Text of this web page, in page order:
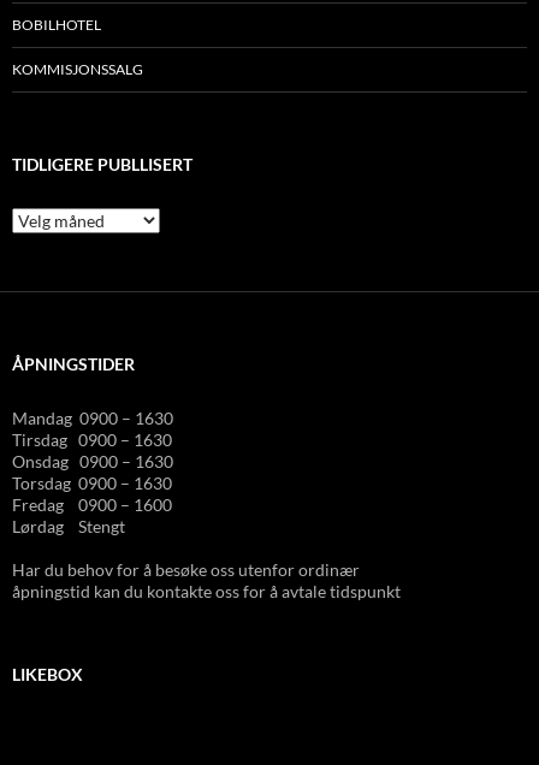
BOBILHOTEL
KOMMISJONSSALG
TIDLIGERE PUBLLISERT
Tidligere
publlisert
ÅPNINGSTIDER
Mandag 0900 – 1630
Tirsdag 0900 – 1630
Onsdag 0900 – 1630
Torsdag 0900 – 1630
Fredag 0900 – 1600
Lørdag Stengt
Har du behov for å besøke oss utenfor ordinær
åpningstid kan du kontakte oss for å avtale tidspunkt
LIKEBOX